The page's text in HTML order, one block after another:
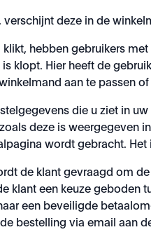
deze in de
hebben gebruikers
klopt. Hier heeft de
aan te passen
die u ziet in
deze is weergegeven
wordt gebracht.
de klant gevraagd om
klant een keuze geboden
een beveiligde
bestelling via email aan